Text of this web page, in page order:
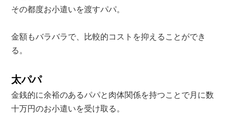
その都度お小遣いを渡すパパ。
金額もバラバラで、比較的コストを抑えることができ
る。
太パパ
金銭的に余裕のあるパパと肉体関係を持つことで月に数
十万円のお小遣いを受け取る。